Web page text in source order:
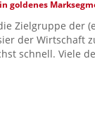
goldenes
Zielgruppe der
der Wirtschaft
schnell. Viele